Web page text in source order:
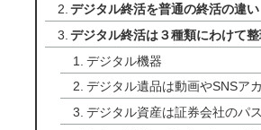
デジタル終活を普通の終活の違い
デジタル終活は３種類にわけて
デジタル機器
デジタル遺品は動画やSNSア
デジタル資産は証券会社のパ